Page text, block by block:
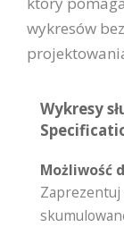
wykresów
Wykresy
Możliwość
Zaprezentuj